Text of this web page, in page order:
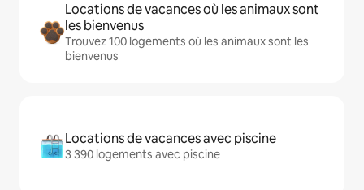
Locations de vacances où les animaux sont
les bienvenus
Trouvez 100 logements où les animaux sont les
bienvenus
Locations de vacances avec piscine
3 390 logements avec piscine